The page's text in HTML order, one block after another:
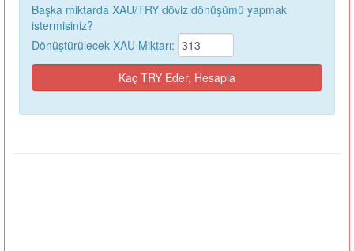
Başka miktarda XAU/TRY döviz dönüşümü yapmak
istermisiniz?
Dönüştürülecek XAU Miktarı: